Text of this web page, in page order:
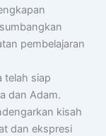
pembelajaran
telah siap
dan Adam.
kisah
dan ekspresi